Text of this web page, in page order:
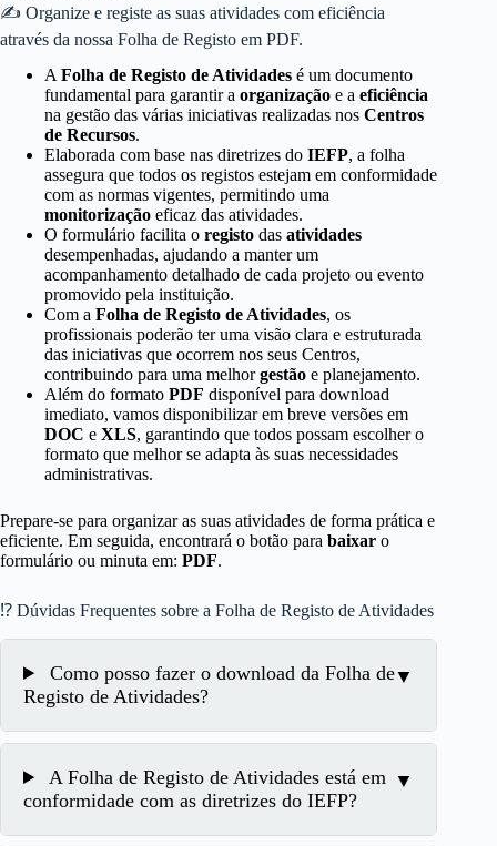
✍ Organize e registe as suas atividades com eficiência
através da nossa Folha de Registo em PDF.
A Folha de Registo de Atividades é um documento
fundamental para garantir a organização e a eficiência
na gestão das várias iniciativas realizadas nos Centros
de Recursos.
Elaborada com base nas diretrizes do IEFP, a folha
assegura que todos os registos estejam em conformidade
com as normas vigentes, permitindo uma
monitorização eficaz das atividades.
O formulário facilita o registo das atividades
desempenhadas, ajudando a manter um
acompanhamento detalhado de cada projeto ou evento
promovido pela instituição.
Com a Folha de Registo de Atividades, os
profissionais poderão ter uma visão clara e estruturada
das iniciativas que ocorrem nos seus Centros,
contribuindo para uma melhorgestão e planejamento.
Além do formato PDF disponível para download
imediato, vamos disponibilizar em breve versões em
DOC e XLS, garantindo que todos possam escolher o
formato que melhor se adapta às suas necessidades
administrativas.
Prepare-se para organizar as suas atividades de forma prática e
eficiente. Em seguida, encontrará o botão para baixar o
formulário ou minuta em: PDF.
⁉ Dúvidas Frequentes sobre a Folha de Registo de Atividades
Como posso fazer o download da Folha de
Registo de Atividades?
A Folha de Registo de Atividades está em
conformidade com as diretrizes do IEFP?